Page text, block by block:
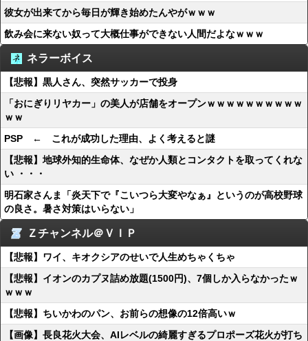
彼女が出来てから毎日が輝き始めたんやがｗｗｗ
飲み会に来ない奴って大概仕事ができない人間だよなｗｗｗ
ネラーボイス
【悲報】黒人さん、突然サッカーで投身
「おにぎりリヤカー」の美人が店舗をオープンｗｗｗｗｗｗｗｗｗｗ
ｗｗ
PSP ← これが成功した理由、よく考えると謎
【悲報】地球外知的生命体、なぜか人類とコンタクトを取ってくれな
い ・・・
明石家さんま「炎天下で『こいつら大変やなぁ』というのが高校野球
の良さ。暑さ対策はいらない」
Ｚチャンネル＠ＶＩＰ
【悲報】ワイ、キオクシアのせいで人生めちゃくちゃ
【悲報】イオンのカプヌ詰め放題(1500円)、7個しか入らなかったｗ
ｗｗｗ
【悲報】ちいかわのパン、お前らの想像の12倍高いｗ
【画像】長良花火大会、AIレベルの綺麗すぎるプロポーズ花火が打ち